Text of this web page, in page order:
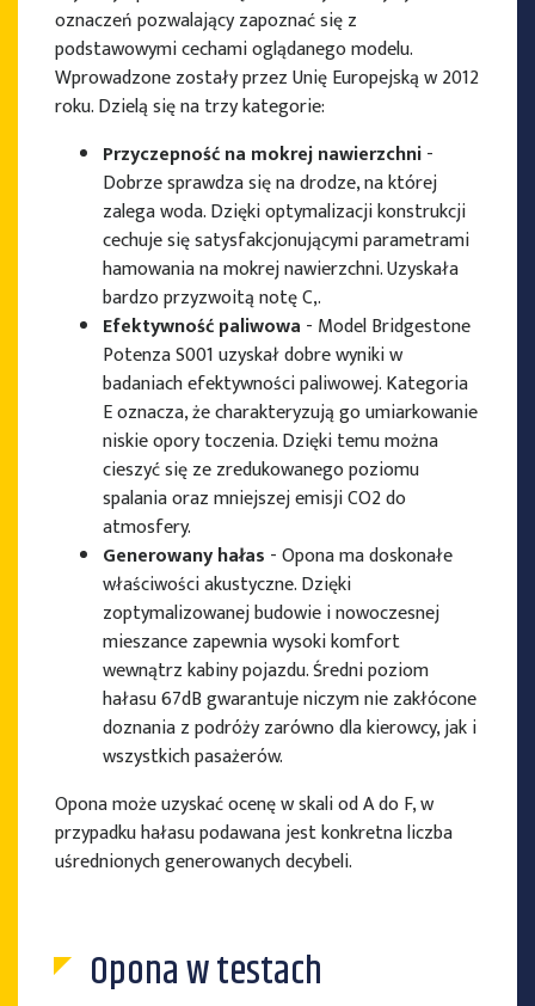
oznaczeń pozwalający zapoznać się z
podstawowymi cechami oglądanego modelu.
Wprowadzone zostały przez Unię Europejską w 2012
roku. Dzielą się na trzy kategorie:
Przyczepność na mokrej nawierzchni-
Dobrze sprawdza się na drodze, na której
zalega woda. Dzięki optymalizacji konstrukcji
cechuje się satysfakcjonującymi parametrami
hamowania na mokrej nawierzchni. Uzyskała
bardzo przyzwoitą notę C,.
Efektywność paliwowa - Model Bridgestone
Potenza S001 uzyskał dobre wyniki w
badaniach efektywności paliwowej. Kategoria
E oznacza, że charakteryzują go umiarkowanie
niskie opory toczenia. Dzięki temu można
cieszyć się ze zredukowanego poziomu
spalania oraz mniejszej emisji CO2 do
atmosfery.
Generowany hałas - Opona ma doskonałe
właściwości akustyczne. Dzięki
zoptymalizowanej budowie i nowoczesnej
mieszance zapewnia wysoki komfort
wewnątrz kabiny pojazdu. Średni poziom
hałasu 67dB gwarantuje niczym nie zakłócone
doznania z podróży zarówno dla kierowcy, jak i
wszystkich pasażerów.
Opona może uzyskać ocenę w skali od A do F, w
przypadku hałasu podawana jest konkretna liczba
uśrednionych generowanych decybeli.
Opona w testach